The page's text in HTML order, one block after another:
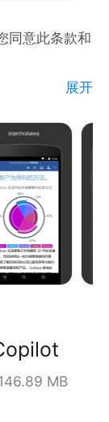
可以使用更
的Office
Office 365)
暂不支持）
同意此条款和
公式等皆能
上次使用的
、页面布局
展开
MB